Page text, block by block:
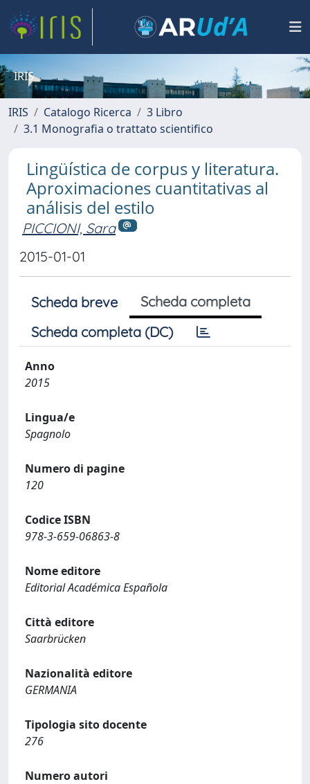
IRIS
IRIS Catalogo Ricerca
3 Libro
3.1 Monografia o trattato scientifico
Lingüística de corpus y literatura.
Aproximaciones cuantitativas al
análisis del estilo
PICCIONI, Sara
2015-01-01
Scheda breve
Scheda completa
Scheda completa (DC)
Anno
2015
Lingua/e
Spagnolo
Numero di pagine
120
Codice ISBN
978-3-659-06863-8
Nome editore
Editorial Académica Española
Città editore
Saarbrücken
Nazionalità editore
GERMANIA
Tipologia sito docente
276
Numero autori